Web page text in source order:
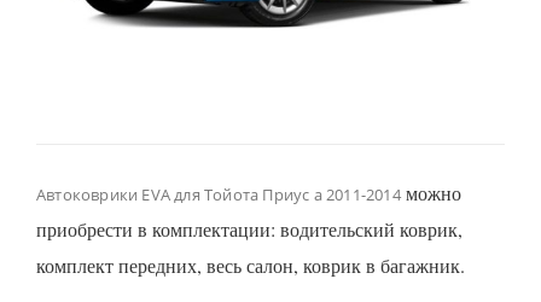
Автоковрики EVA для Тойота Приус а 2011-2014можно
приобрести в комплектации: водительский коврик,
комплект передних, весь салон, коврик в багажник.